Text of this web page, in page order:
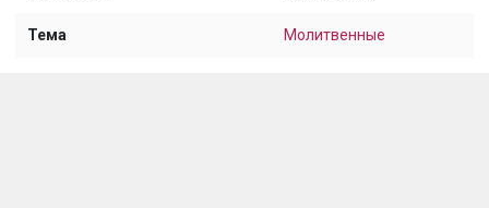
Тема Молитвенные